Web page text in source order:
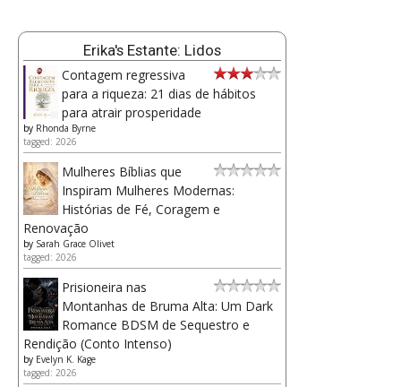
Erika's Estante: Lidos
Contagem regressiva
para a riqueza: 21 dias de hábitos
para atrair prosperidade
by Rhonda Byrne
tagged: 2026
Mulheres Bíblias que
Inspiram Mulheres Modernas:
Histórias de Fé, Coragem e
Renovação
by Sarah Grace Olivet
tagged: 2026
Prisioneira nas
Montanhas de Bruma Alta: Um Dark
Romance BDSM de Sequestro e
Rendição (Conto Intenso)
by Evelyn K. Kage
tagged: 2026